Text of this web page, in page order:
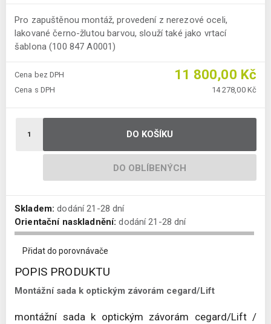
Pro zapuštěnou montáž, provedení z nerezové oceli,
lakované černo-žlutou barvou, slouží také jako vrtací
šablona (100 847 A0001)
Cena bez DPH 11 800,00 Kč
Cena s DPH 14 278,00 Kč
DO KOŠÍKU
DO OBLÍBENÝCH
Skladem: dodání 21-28 dní
Orientační naskladnění: dodání 21-28 dní
Přidat do porovnávače
POPIS PRODUKTU
Montážní sada k optickým závorám cegard/Lift
montážní sada k optickým závorám cegard/Lift /